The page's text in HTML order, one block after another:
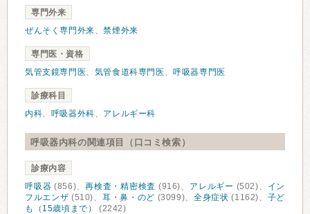
専門外来
ぜんそく専門外来、禁煙外来
専門医・資格
気管支鏡専門医、 気管食道科専門医 、呼吸器専門医
診療科目
内科、 呼吸器外科、 アレルギー科
呼吸器内科の関連項目（口コミ検索）
診療内容
呼吸器 (856)、再検査・精密検査 (916)、 アレルギー (502)、 イン
フルエンザ (510)、 耳・鼻・のど (3099)、 全身症状 (1162)、 子ど
も（15歳頃まで）
(2242)